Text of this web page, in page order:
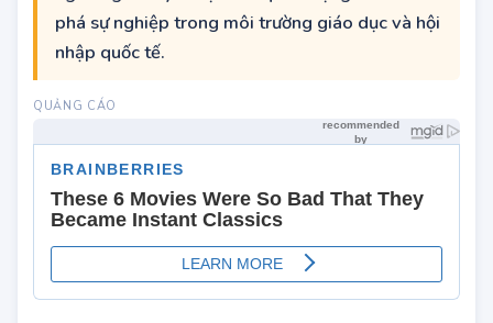
độ chuyên môn cho các học viên trong lĩnh vực
ngôn ngữ. Đây là lộ trình quan trọng để bứt
phá sự nghiệp trong môi trường giáo dục và hội
nhập quốc tế.